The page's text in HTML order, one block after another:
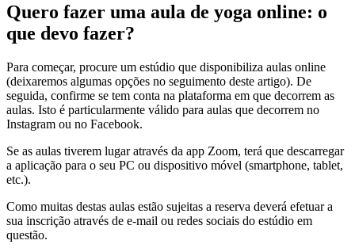
Quero fazer uma aula de yoga online: o
que devo fazer?
Para começar, procure um estúdio que disponibiliza aulas online
(deixaremos algumas opções no seguimento deste artigo). De
seguida, confirme se tem conta na plataforma em que decorrem as
aulas. Isto é particularmente válido para aulas que decorrem no
Instagram ou no Facebook.
Se as aulas tiverem lugar através da app Zoom, terá que descarregar
a aplicação para o seu PC ou dispositivo móvel (smartphone, tablet,
etc.).
Como muitas destas aulas estão sujeitas a reserva deverá efetuar a
sua inscrição através de e-mail ou redes sociais do estúdio em
questão.